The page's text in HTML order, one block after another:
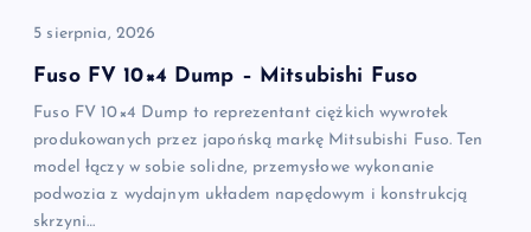
p
s
u
5 sierpnia, 2026
Fuso FV 10×4 Dump – Mitsubishi Fuso
Fuso FV 10×4 Dump to reprezentant ciężkich wywrotek
produkowanych przez japońską markę Mitsubishi Fuso. Ten
model łączy w sobie solidne, przemysłowe wykonanie
podwozia z wydajnym układem napędowym i konstrukcją
skrzyni…